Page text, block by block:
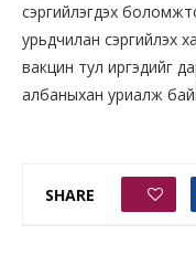
сэргийлэгдэх
урьдчилан сэргийлэх
вакцин тул иргэдийг
албаныхан уриалж
SHARE